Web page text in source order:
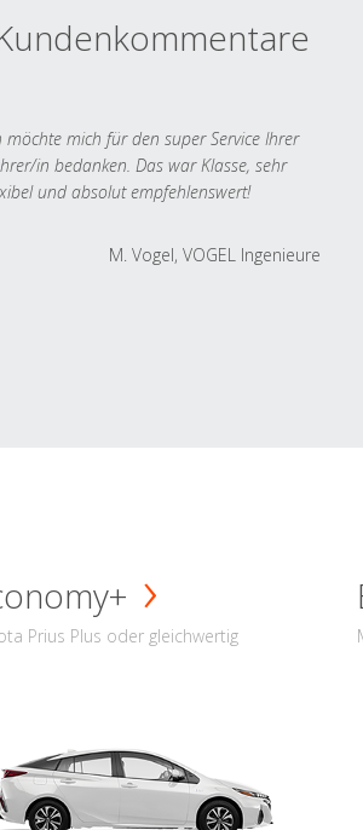
möchte mich für den super Service Ihrer
in bedanken. Das war Klasse, sehr
und absolut empfehlenswert!
M. Vogel, VOGEL Ingenieure
Prius Plus oder gleichwertig